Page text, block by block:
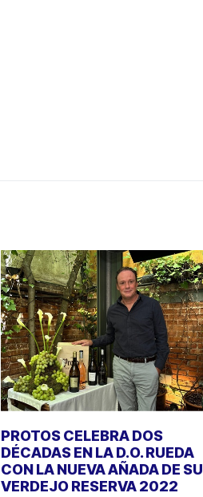
PROTOS CELEBRA DOS
DÉCADAS EN LA D.O. RUEDA
CON LA NUEVA AÑADA DE SU
VERDEJO RESERVA 2022